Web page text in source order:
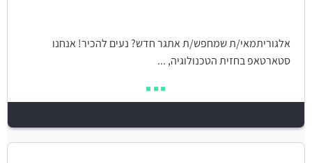
אלגוריתמאי/ת שמחפש/ת אתגר חדש? נעים להכיר! אנחנו
סטארטאפ בחזית הטכנולוגיה, ...